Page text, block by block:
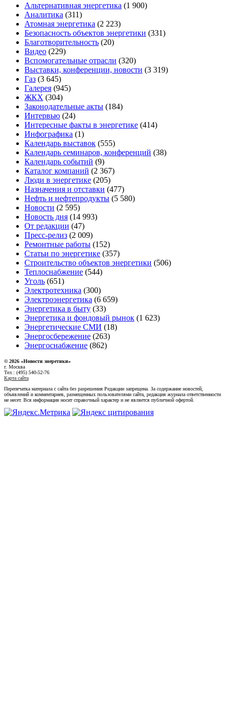
Альтернативная энергетика (1 900)
Аналитика (311)
Атомная энергетика (2 223)
Безопасность объектов энергетики (331)
Благотворительность (20)
Видео (229)
Вспомогательные отрасли (320)
Выставки, конференции, новости (3 319)
Газ (3 645)
Галерея (945)
ЖКХ (304)
Законодательные акты (184)
Интервью (24)
Интересные факты в энергетике (414)
Инфографика (1)
Календарь выставок (555)
Календарь семинаров, конференций (38)
Календарь событий (9)
Каталог компаний (2 367)
Люди в энергетике (205)
Назначения и отставки (477)
Нефть и нефтепродукты (5 580)
Новости (2 595)
Новость дня (14 993)
От редакции (47)
Пресс-релиз (2 009)
Ремонтные работы (152)
Статьи по энергетике (357)
Строительство объектов энергетики (506)
Теплоснабжение (544)
Уголь (651)
Электротехника (300)
Электроэнергетика (6 659)
Энергетика в быту (33)
Энергетика и фондовый рынок (1 623)
Энергетические СМИ (18)
Энергосбережение (263)
Энергоснабжение (862)
© 2026 «Новости энеретики»
г. Москва
Тел.: (495) 540-52-76
Карта сайта
Перепечатка материала с сайта без разрешения Редакции запрещена. За содержание новостей,
объявлений и комментариев, размещенных пользователями сайта, редакция журнала ответственности
не несет. Вся информация носит справочный характер и не является публичной офертой.